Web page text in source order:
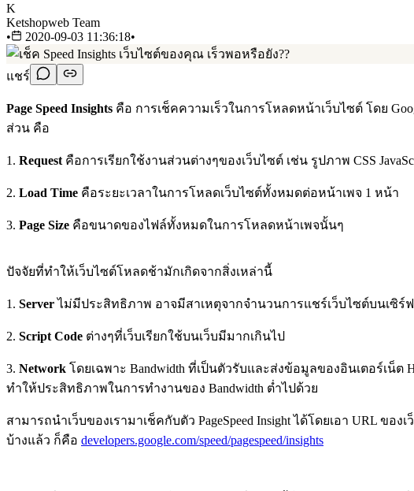
K
Ketshopweb Team
•
2020-09-03 11:36:18•
แชร์
Page Speed Insights คือ การเช็คความเร็วในการโหลดหน้าเว็บไซต์ โดย
ส่วน คือ
1. Request คือการเรียกใช้งานส่วนต่างๆของเว็บไซต์ เช่น รูปภาพ CSS
2. Load Time คือระยะเวลาในการโหลดเว็บไซต์ทั้งหมดต่อหน้าเพจ 1 หน้า
3. Page Size คือขนาดของไฟล์ทั้งหมดในการโหลดหน้าเพจนั้นๆ
ปัจจัยที่ทำให้เว็บไซต์โหลดช้ามักเกิดจากสิ่งเหล่านี้
1. Serverไม่มีประสิทธิภาพ อาจมีสาเหตุจากจำนวนการแชร์เว็บไซต์บนเซิร์
2. Script Code ต่างๆที่เว็บเรียกใช้บนเว็บมีมากเกินไป
3. Network โดยเฉพาะ Bandwidth ที่เป็นตัวรับและส่งข้อมูลของอินเตอร์เน็ต
ทำให้ประสิทธิภาพในการทำงานของ Bandwidth ต่ำไปด้วย
สามารถนำเว็บของเรามาเช็คกับตัว PageSpeed Insight ได้โดยเอา URL
บ้างแล้ว ก็คือ developers.google.com/speed/pagespeed/insights